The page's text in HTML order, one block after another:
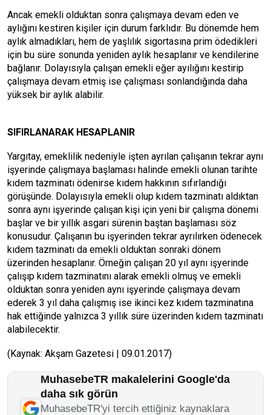
Ancak emekli olduktan sonra çalışmaya devam eden ve
aylığını kestiren kişiler için durum farklıdır. Bu dönemde hem
aylık almadıkları, hem de yaşlılık sigortasına prim ödedikleri
için bu süre sonunda yeniden aylık hesaplanır ve kendilerine
bağlanır. Dolayısıyla çalışan emekli eğer ayılığını kestirip
çalışmaya devam etmiş ise çalışması sonlandığında daha
yüksek bir aylık alabilir.
SIFIRLANARAK HESAPLANIR
Yargıtay, emeklilik nedeniyle işten ayrılan çalışanın tekrar aynı
işyerinde çalışmaya başlaması halinde emekli olunan tarihte
kıdem tazminatı ödenirse kıdem hakkının sıfırlandığı
görüşünde. Dolayısıyla emekli olup kıdem tazminatı aldıktan
sonra aynı işyerinde çalışan kişi için yeni bir çalışma dönemi
başlar ve bir yıllık asgari sürenin baştan başlaması söz
konusudur. Çalışanın bu işyerinden tekrar ayrılırken ödenecek
kıdem tazminatı da emekli olduktan sonraki dönem
üzerinden hesaplanır. Örneğin çalışan 20 yıl aynı işyerinde
çalışıp kıdem tazminatını alarak emekli olmuş ve emekli
olduktan sonra yeniden aynı işyerinde çalışmaya devam
ederek 3 yıl daha çalışmış ise ikinci kez kıdem tazminatına
hak ettiğinde yalnızca 3 yıllık süre üzerinden kıdem tazminatı
alabilecektir.
(Kaynak: Akşam Gazetesi | 09.01.2017)
MuhasebeTR makalelerini Google'da
daha sık görün
MuhasebeTR'yi tercih ettiğiniz kaynaklara